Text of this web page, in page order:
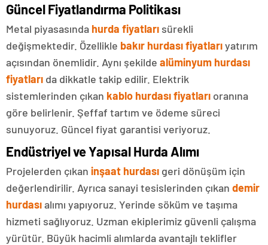
Güncel Fiyatlandırma Politikası
Metal piyasasında hurda fiyatları sürekli
değişmektedir. Özellikle bakır hurdası fiyatlarıyatırım
açısından önemlidir. Aynı şekilde alüminyum hurdası
fiyatları da dikkatle takip edilir. Elektrik
sistemlerinden çıkan kablo hurdası fiyatları oranına
göre belirlenir. Şeffaf tartım ve ödeme süreci
sunuyoruz. Güncel fiyat garantisi veriyoruz.
Endüstriyel ve Yapısal Hurda Alımı
Projelerden çıkan inşaat hurdası geri dönüşüm için
değerlendirilir. Ayrıca sanayi tesislerinden çıkan demir
hurdasıalımı yapıyoruz. Yerinde söküm ve taşıma
hizmeti sağlıyoruz. Uzman ekiplerimiz güvenli çalışma
yürütür. Büyük hacimli alımlarda avantajlı teklifler